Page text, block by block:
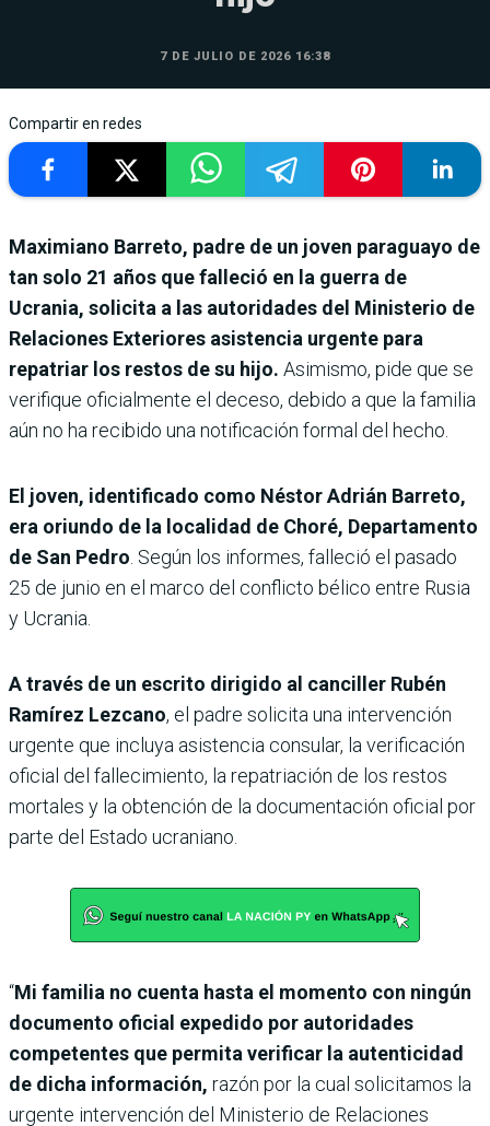
7 DE JULIO DE 2026 16:38
Compartir en redes
Maximiano Barreto, padre de un joven paraguayo de
tan solo 21 años que falleció en la guerra de
Ucrania, solicita a las autoridades del Ministerio de
Relaciones Exteriores asistencia urgente para
repatriar los restos de su hijo. Asimismo, pide que se
verifique oficialmente el deceso, debido a que la familia
aún no ha recibido una notificación formal del hecho.
El joven, identificado como Néstor Adrián Barreto,
era oriundo de la localidad de Choré, Departamento
de San Pedro. Según los informes, falleció el pasado
25 de junio en el marco del conflicto bélico entre Rusia
y Ucrania.
A través de un escrito dirigido al canciller Rubén
Ramírez Lezcano, el padre solicita una intervención
urgente que incluya asistencia consular, la verificación
oficial del fallecimiento, la repatriación de los restos
mortales y la obtención de la documentación oficial por
parte del Estado ucraniano.
“Mi familia no cuenta hasta el momento con ningún
documento oficial expedido por autoridades
competentes que permita verificar la autenticidad
de dicha información, razón por la cual solicitamos la
urgente intervención del Ministerio de Relaciones